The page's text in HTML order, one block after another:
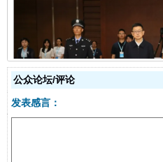
受贿1.44亿！段成刚被
公众论坛/评论
发表感言：